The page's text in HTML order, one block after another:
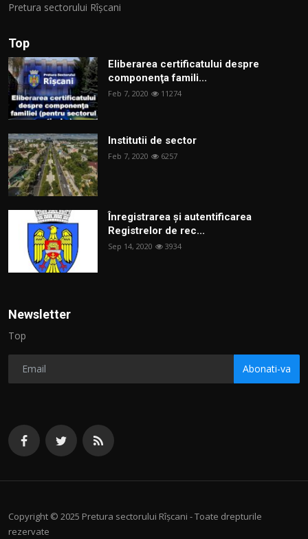
Pretura sectorului Rîșcani
Top
Eliberarea certificatului despre
componenţa famili...
Feb 7, 2020 11274
Institutii de sector
Feb 7, 2020 6257
Înregistrarea și autentificarea
Registrelor de rec...
Sep 14, 2020 3934
Newsletter
Top
Abonati-va
Copyright © 2025 Pretura sectorului Rîșcani - Toate drepturile
rezervate